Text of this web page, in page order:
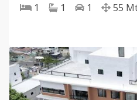
1 1 1 55